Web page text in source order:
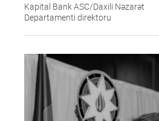
Kapital Bank ASC/Daxili Nəzarət
Departamenti direktoru